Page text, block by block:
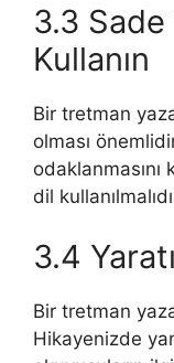
3.3 Sade
Kullanın
Bir tretman
olması
odaklanmasını
dil
3.4
Bir tretman
Hikayenizde